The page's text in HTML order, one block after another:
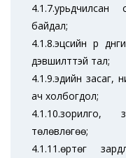
4.1.7.урьдчилсан
байдал;
4.1.8.эцсийн үр
дэвшилттэй тал;
4.1.9.эдийн засаг,
ач холбогдол;
4.1.10.зорилго,
төлөвлөгөө;
4.1.11.өртөг